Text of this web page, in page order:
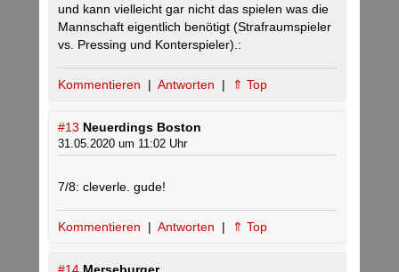
und kann vielleicht gar nicht das spielen was die
Mannschaft eigentlich benötigt (Strafraumspieler
vs. Pressing und Konterspieler).:
Kommentieren | Antworten | ⇑ Top
#13 Neuerdings Boston
31.05.2020 um 11:02 Uhr
7/8: cleverle. gude!
Kommentieren | Antworten | ⇑ Top